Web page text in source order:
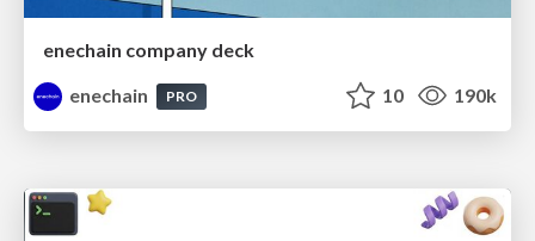
enechain company deck
enechain
PRO 10 190k